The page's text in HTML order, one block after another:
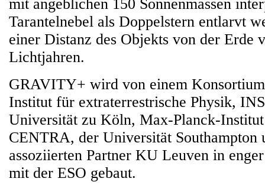
mit angeblichen 150 Sonnenmassen
Tarantelnebel als Doppelstern entlarvt
einer Distanz des Objekts von der Erde
Lichtjahren.
GRAVITY+ wird von einem
Institut für extraterrestrische Physik,
Universität zu Köln, Max-Planck-
CENTRA, der Universität Southampton
assoziierten Partner KU Leuven in
mit der ESO gebaut.